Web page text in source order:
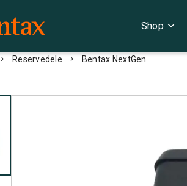
Shop expand_more
chevron_right Reservedele chevron_right Bentax NextGen